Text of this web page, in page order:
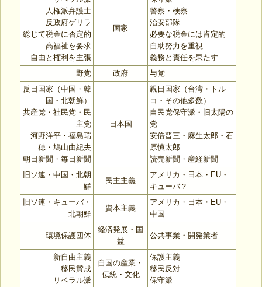
人権派弁護士
反政府ゲリラ
総じて税金に否定的
高福祉を要求
自由と権利を主張
国家
警察・検察
治安部隊
必要な税金には肯定的
自助努力を重視
義務と責任を果たす
野党
政府
与党
反日国家（中国・韓
国・北朝鮮）
共産党・社民党・民
主党
河野洋平・福島瑞
穂・鳩山由紀夫
朝日新聞・毎日新聞
日本国
親日国家（台湾・トル
コ・その他多数）
自民党保守派・旧太陽の
党
安倍晋三・麻生太郎・石
原慎太郎
読売新聞・産経新聞
旧ソ連・中国・北朝
鮮
民主主義
アメリカ・日本・EU・
キューバ？
旧ソ連・キューバ・
北朝鮮
資本主義
アメリカ・日本・EU・
中国
環境保護団体
経済発展・国
益
公共事業・開発業者
新自由主義
移民賛成
リベラル派
自国の産業・
伝統・文化
保護主義
移民反対
保守派